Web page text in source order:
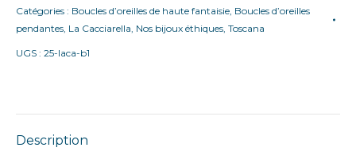
Catégories : Boucles d’oreilles de haute fantaisie Boucles d’oreilles
pendantes La Cacciarella Nos bijoux éthiques Toscana
UGS : 25-laca-b1
Description